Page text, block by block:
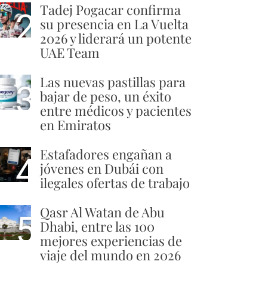
2 Tadej Pogacar confirma
su presencia en La Vuelta
2026 y liderará un potente
UAE Team
3 Las nuevas pastillas para
bajar de peso, un éxito
entre médicos y pacientes
en Emiratos
4 Estafadores engañan a
jóvenes en Dubái con
ilegales ofertas de trabajo
5 Qasr Al Watan de Abu
Dhabi, entre las 100
mejores experiencias de
viaje del mundo en 2026